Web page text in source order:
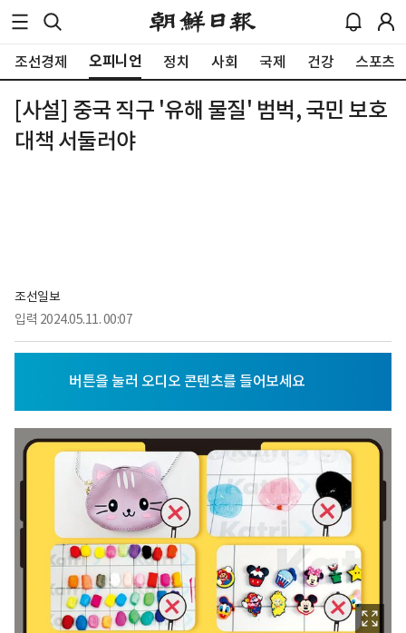
조선경제 오피니언 정치 사회 국제 건강 스포츠
[사설] 중국 직구 '유해 물질' 범벅, 국민 보호
대책 서둘러야
조선일보
입력 2024.05.11. 00:07